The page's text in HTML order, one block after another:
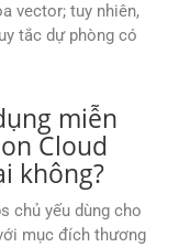
vector; tuy nhiên,
tắc dự phòng có
miễn
Cloud
không?
chủ yếu dùng cho
mục đích thương